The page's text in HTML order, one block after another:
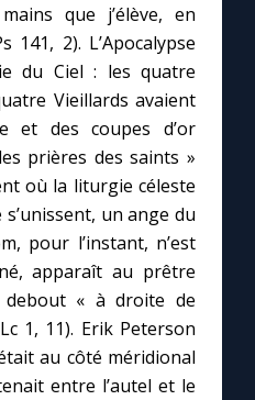
mois
Marie
que j’élève, en
2). L’Apocalypse
du Ciel : les quatre
Vieillards avaient
et des coupes d’or
prières des saints »
où la liturgie céleste
un ange du
pour l’instant, n’est
apparaît au prêtre
« à droite de
1, 11). Erik Peterson
au côté méridional
entre l’autel et le